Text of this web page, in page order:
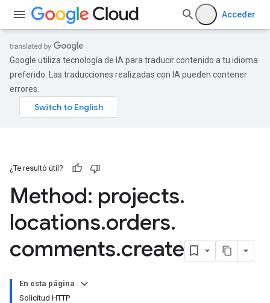
Acceder
Google utiliza tecnología de IA para traducir contenido a tu idioma
preferido. Las traducciones realizadas con IA pueden contener
errores.
¿Te resultó útil?
Method: projects.
locations.orders.
comments.create
En esta página
Solicitud HTTP